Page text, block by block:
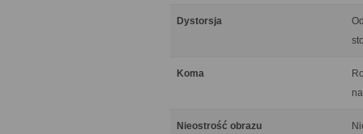
Dystorsja
Koma
Nieostrość obrazu